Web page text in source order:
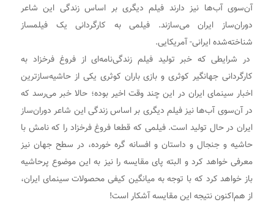
آن‌سوی آب‌ها نیز دارند فیلم دیگری بر اساس زندگی این شاعر
دوران‌ساز ایران می‌سازند. فیلمی به کارگردانی یک فیلمساز
شناخته‌شده ایرانی- آمریکایی.
در شرایطی که خبر تولید فیلم زندگی‌نامه‌ای از فروغ فرخزاد به
کارگردانی جهانگیر کوثری و بازی باران کوثری یکی از حاشیه‌سازترین
اخبار سینمای ایران در این چند وقت اخیر بوده؛ حالا خبر می‌رسد که
در آن‌سوی آب‌ها نیز فیلم دیگری بر اساس زندگی این شاعر دوران‌ساز
ایران در حال تولید است. فیلمی که قطعا فروغ فرخزاد را که نامش با
حاشیه و جنجال و داستان و افسانه گره خورده، در سطح جهان نیز
معرفی خواهد کرد و البته پای مقایسه را نیز به این موضوع پرحاشیه
باز خواهد کرد که با توجه به میانگین کیفی محصولات سینمای ایران،
از هم‌اکنون نتیجه این مقایسه آشکار است!